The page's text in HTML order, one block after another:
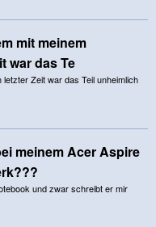
mit meinem
war das Te
Zeit war das Teil unheimlich
meinem Acer Aspire
und zwar schreibt er mir